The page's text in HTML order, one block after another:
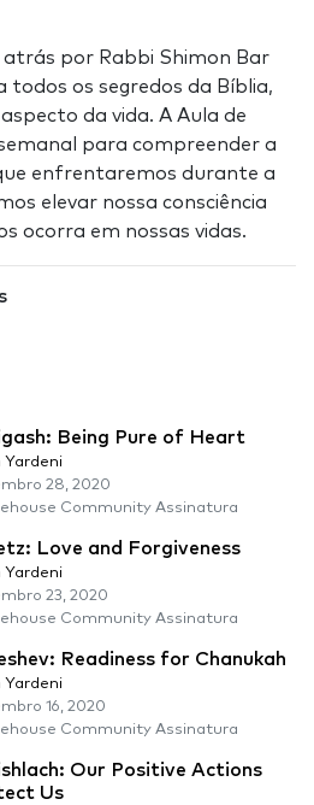
por Rabbi Shimon Bar
todos os segredos da Bíblia,
da vida. A Aula de
para compreender a
enfrentaremos durante a
elevar nossa consciência
ocorra em nossas vidas.
Being Pure of Heart
Yardeni
28, 2020
Community Assinatura
Love and Forgiveness
Yardeni
23, 2020
Community Assinatura
Readiness for Chanukah
Yardeni
16, 2020
Community Assinatura
Our Positive Actions
Us